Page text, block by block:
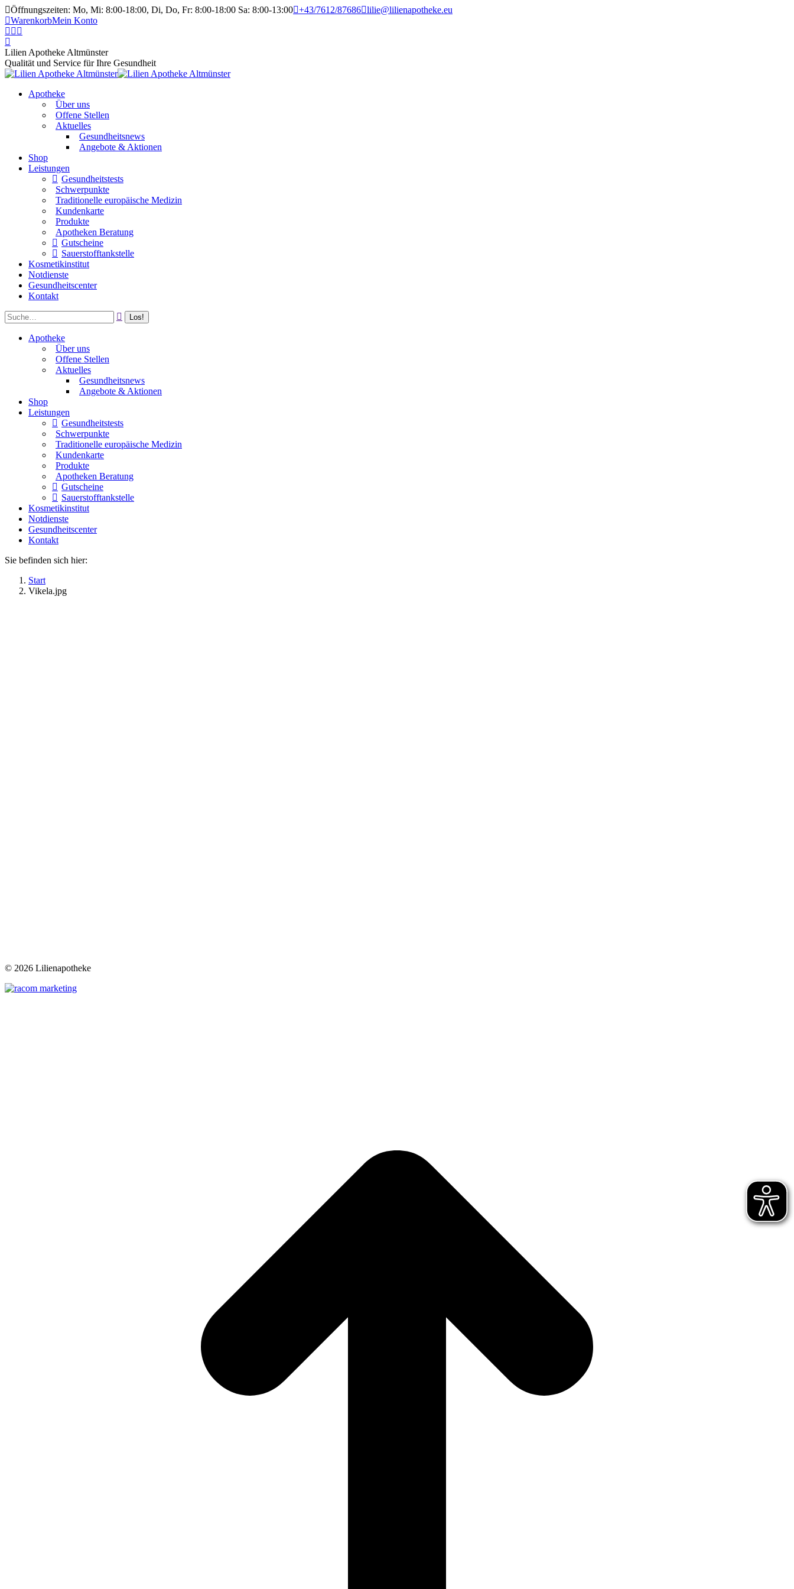
Öffnungszeiten: Mo, Mi: 8:00-18:00, Di, Do, Fr: 8:00-18:00 Sa: 8:00-13:00 +43/7612/87686 lilie@lilienapotheke.eu
WarenkorbMein Konto
Lilien Apotheke Altmünster
Qualität und Service für Ihre Gesundheit
Apotheke
Über uns
Offene Stellen
Aktuelles
Gesundheitsnews
Angebote & Aktionen
Shop
Leistungen
Gesundheitstests
Schwerpunkte
Traditionelle europäische Medizin
Kundenkarte
Produkte
Apotheken Beratung
Gutscheine
Sauerstofftankstelle
Kosmetikinstitut
Notdienste
Gesundheitscenter
Kontakt
Apotheke
Über uns
Offene Stellen
Aktuelles
Gesundheitsnews
Angebote & Aktionen
Shop
Leistungen
Gesundheitstests
Schwerpunkte
Traditionelle europäische Medizin
Kundenkarte
Produkte
Apotheken Beratung
Gutscheine
Sauerstofftankstelle
Kosmetikinstitut
Notdienste
Gesundheitscenter
Kontakt
Sie befinden sich hier:
Start
Vikela.jpg
© 2026 Lilienapotheke